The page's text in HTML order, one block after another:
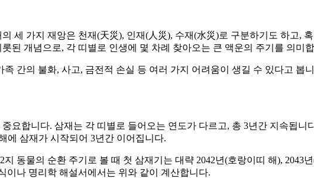
세 가지 재앙은 천재(天災), 인재(人災), 수재(水災)로 구분하기도 하고,
된 개념으로, 각 띠별로 인생에 몇 차례 찾아오는 큰 액운의 주기를 의미
간의 불화, 사고, 금전적 손실 등 여러 가지 어려움이 생길 수 있다고 봅
요합니다. 삼재는 각 띠별로 들어오는 연도가 다르고, 총 3년간 지속됩니
에 삼재가 시작되어 3년간 이어집니다.
동물의 순환 주기로 볼 때 첫 삼재기는 대략 2042년(호랑이띠 해), 2043
이나 명리학 해설서에서는 위와 같이 계산합니다.